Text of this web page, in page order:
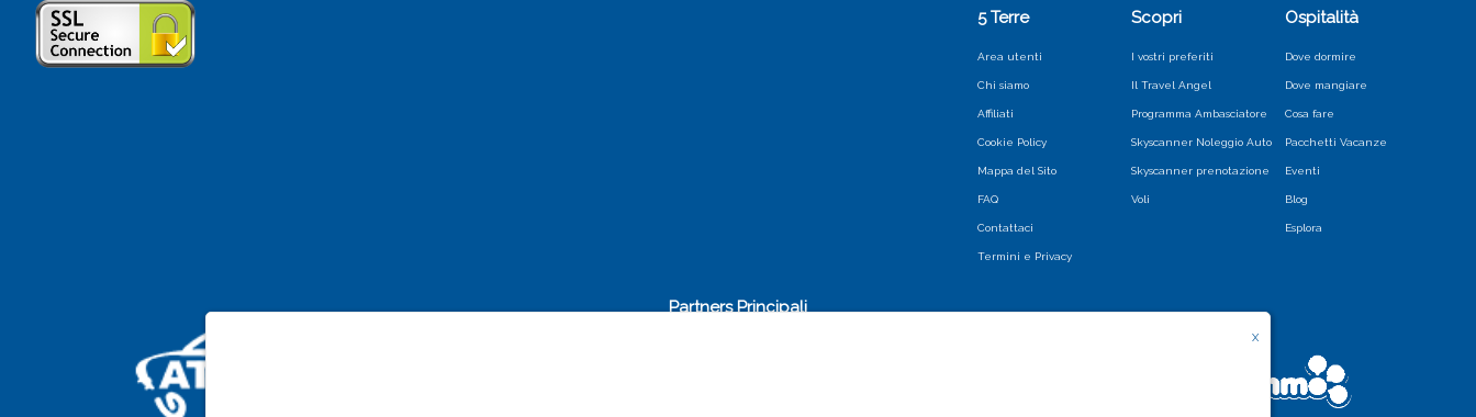
5 Terre
Area utenti
Chi siamo
Affiliati
Cookie Policy
Mappa del Sito
FAQ
Contattaci
Termini e Privacy
Scopri
I vostri preferiti
Il Travel Angel
Programma Ambasciatore
Skyscanner Noleggio Auto
Skyscanner prenotazione
Voli
Ospitalità
Dove dormire
Dove mangiare
Cosa fare
Pacchetti Vacanze
Eventi
Blog
Esplora
Partners Principali
X